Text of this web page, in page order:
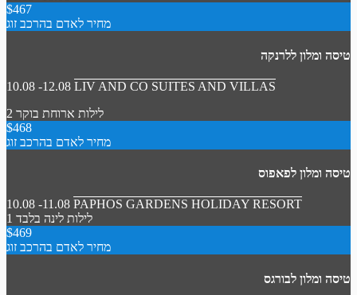
$467
מחיר לאדם בהרכב זוג
טיסה ומלון ללרנקה
10.08 -12.08 LIV AND CO SUITES AND VILLAS
2 לילות ארוחת בוקר
$468
מחיר לאדם בהרכב זוג
טיסה ומלון לפאפוס
10.08 -11.08 PAPHOS GARDENS HOLIDAY RESORT
1 לילות לינה בלבד
$469
מחיר לאדם בהרכב זוג
טיסה ומלון לבורגס